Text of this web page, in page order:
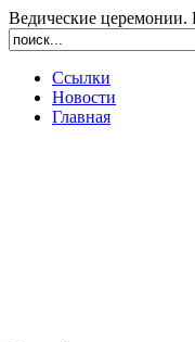
Ведические церемонии.
Ссылки
Новости
Главная